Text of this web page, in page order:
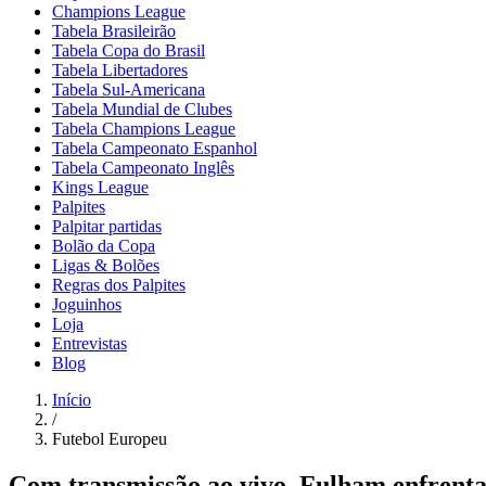
Champions League
Tabela Brasileirão
Tabela Copa do Brasil
Tabela Libertadores
Tabela Sul-Americana
Tabela Mundial de Clubes
Tabela Champions League
Tabela Campeonato Espanhol
Tabela Campeonato Inglês
Kings League
Palpites
Palpitar partidas
Bolão da Copa
Ligas & Bolões
Regras dos Palpites
Joguinhos
Loja
Entrevistas
Blog
Início
/
Futebol Europeu